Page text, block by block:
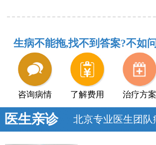
生病不能拖,找不到答案?不如
咨询病情 了解费用 治疗方案
医生亲诊 北京专业医生团